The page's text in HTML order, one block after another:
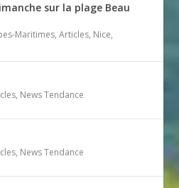
sur la plage Beau
Maritimes,Articles, Nice,
, News Tendance
, News Tendance